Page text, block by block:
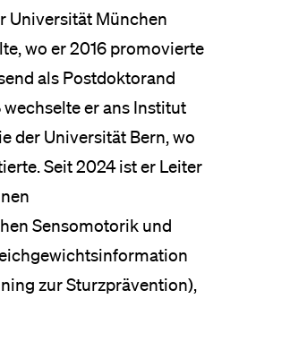
Universität München
wo er 2016 promovierte
als Postdoktorand
wechselte er ans Institut
der Universität Bern, wo
Seit 2024 ist er Leiter
Sensomotorik und
zur Sturzprävention),